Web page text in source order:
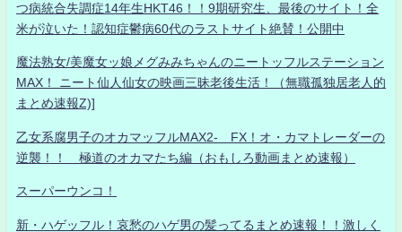
つ病統合失調症14年生HKT46！！9期研究生、最後のサイト！全
米が泣いた！認知症鬱病60代のラストサイト絶賛！公開中
魔法熟女/美魔女ッ娘メグみみちゃんのニートッフルステーション
MAX！ ニート仙人仙女の映画三昧老後生活！（無職孤独居老人的
まとめ速報Z)]
乙女系腐男子のオカマッフルMAX2- FX！オ・カマトレーダーの
逆襲！！ 極道のオカマたち編（おもしろ動画まとめ速報）
スーパーウンコ！
新・ハゲッフル！哀愁のハゲ男の髪ってるまとめ速報！！激しく